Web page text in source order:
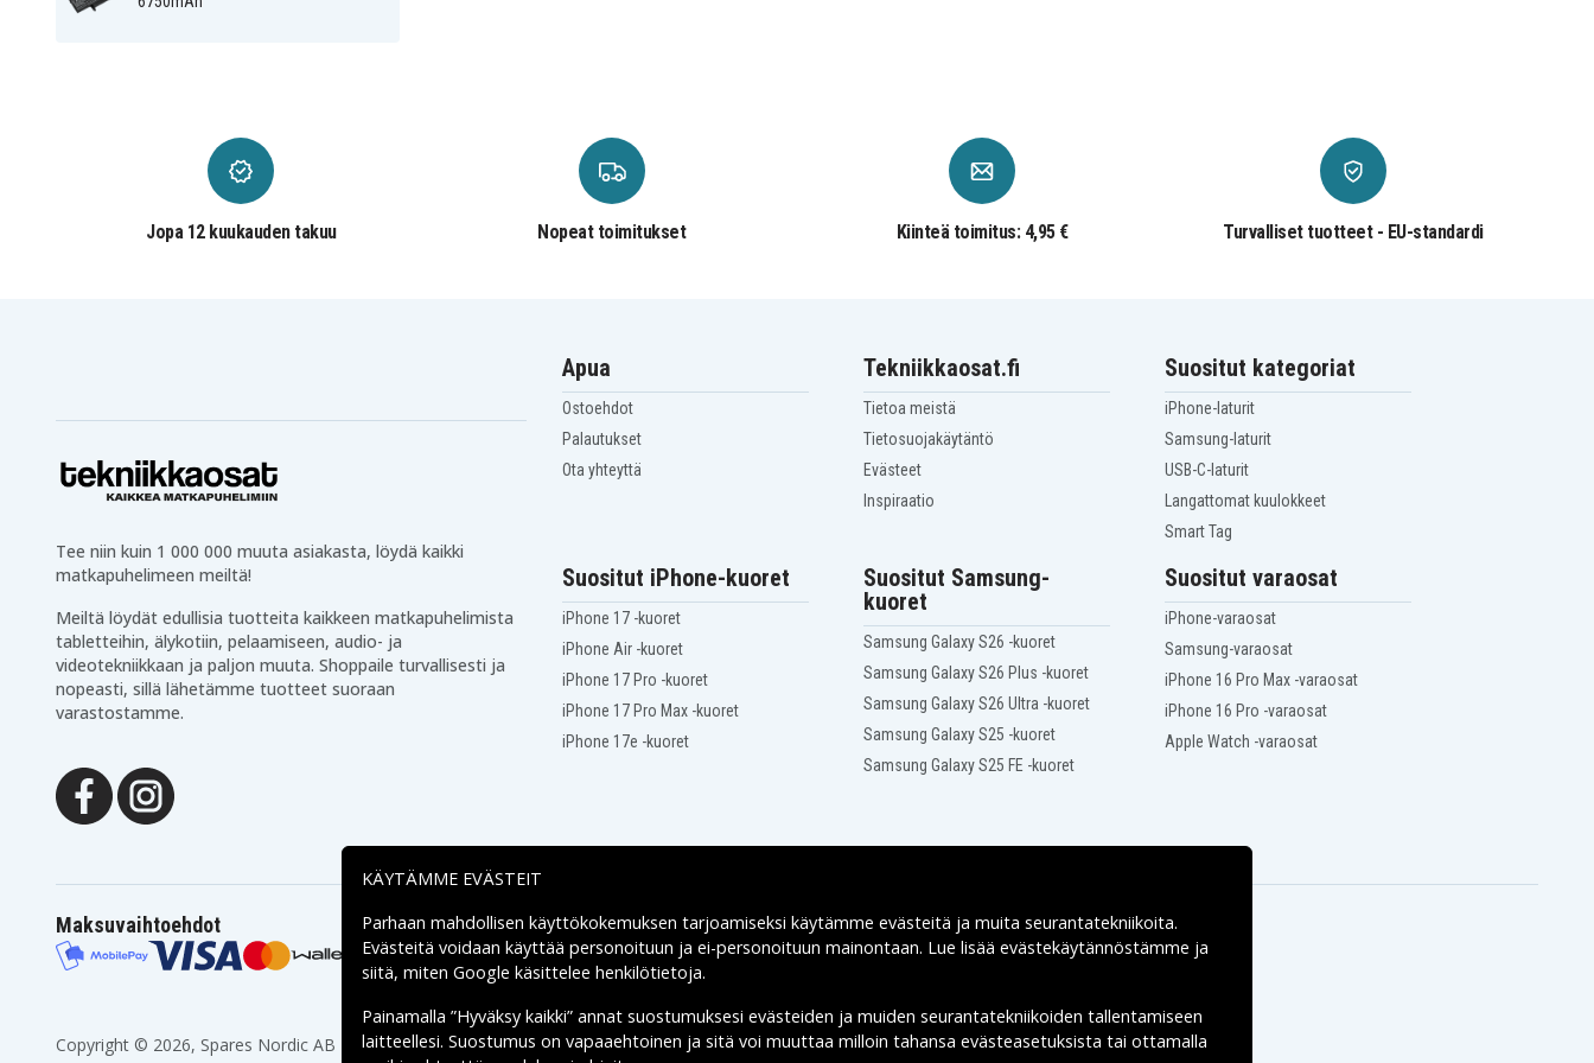
Jopa 12 kuukauden takuu Nopeat toimitukset Kiinteä toimitus: 4,95 € Turvalliset tuotteet - EU-standardi
Tee niin kuin 1 000 000 muuta asiakasta, löydä kaikki
matkapuhelimeen meiltä!
Meiltä löydät edullisia tuotteita kaikkeen matkapuhelimista
tabletteihin, älykotiin, pelaamiseen, audio- ja
videotekniikkaan ja paljon muuta. Shoppaile turvallisesti ja
nopeasti, sillä lähetämme tuotteet suoraan
varastostamme.
Apua
Ostoehdot
Palautukset
Ota yhteyttä
Tekniikkaosat.fi
Tietoa meistä
Tietosuojakäytäntö
Evästeet
Inspiraatio
Suositut kategoriat
iPhone-laturit
Samsung-laturit
USB-C-laturit
Langattomat kuulokkeet
Smart Tag
Suositut iPhone-kuoret
iPhone 17 -kuoret
iPhone Air -kuoret
iPhone 17 Pro -kuoret
iPhone 17 Pro Max -kuoret
iPhone 17e -kuoret
Suositut Samsung-
kuoret
Samsung Galaxy S26 -kuoret
Samsung Galaxy S26 Plus -kuoret
Samsung Galaxy S26 Ultra -kuoret
Samsung Galaxy S25 -kuoret
Samsung Galaxy S25 FE -kuoret
Suositut varaosat
iPhone-varaosat
Samsung-varaosat
iPhone 16 Pro Max -varaosat
iPhone 16 Pro -varaosat
Apple Watch -varaosat
Maksuvaihtoehdot Toimitusvaihtoehdot
Copyright © 2026, Spares Nordic AB
KÄYTÄMME EVÄSTEIT
Parhaan mahdollisen käyttökokemuksen tarjoamiseksi käytämme evästeitä ja muita seurantatekniikoita.
Evästeitä voidaan käyttää personoituun ja ei-personoituun mainontaan. Lue lisää evästekäytännöstämme ja
siitä, miten Google käsittelee henkilötietoja.
Painamalla ”Hyväksy kaikki” annat suostumuksesi evästeiden ja muiden seurantatekniikoiden tallentamiseen
laitteellesi. Suostumus on vapaaehtoinen ja sitä voi muuttaa milloin tahansa evästeasetuksista tai ottamalla